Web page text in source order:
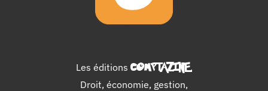
Les éditions COMPTAZINE.
Droit, économie, gestion,